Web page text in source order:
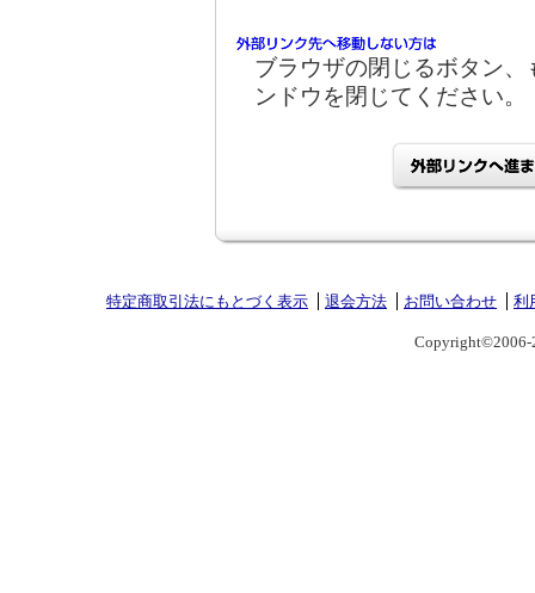
ブラウザの閉じるボタン
ンドウを閉じてください。
特定商取引法にもとづく表示 退会方法 お問い合わせ 利
Copyright©2006-